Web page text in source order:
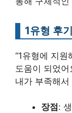
1유형 후기
“1유형에 지
도움이 되었
내가 부족해서
장점 :